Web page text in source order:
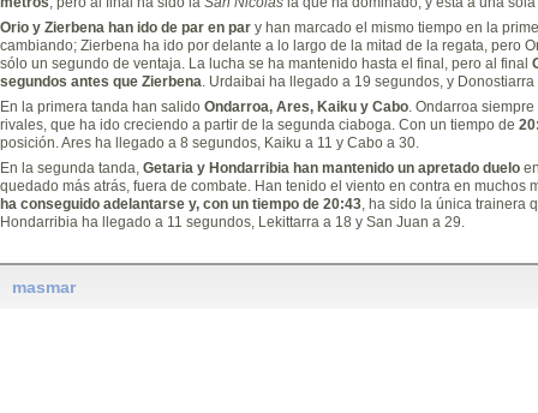
Orio y Zierbena han ido de par en par y han marcado el mismo tiempo en la
cambiando; Zierbena ha ido por delante a lo largo de la mitad de la regata, pero
sólo un segundo de ventaja. La lucha se ha mantenido hasta el final, pero al final
segundos antes que Zierbena. Urdaibai ha llegado a 19 segundos, y Donostiarra
En la primera tanda han salido Ondarroa, Ares, Kaiku y Cabo. Ondarroa
rivales, que ha ido creciendo a partir de la segunda ciaboga. Con un tiempo de
posición. Ares ha llegado a 8 segundos, Kaiku a 11 y Cabo a 30.
En la segunda tanda, Getaria y Hondarribia han mantenido un apretado duelo
quedado más atrás, fuera de combate. Han tenido el viento en contra en muchos
ha conseguido adelantarse y, con un tiempo de 20:43, ha sido la única trainera
Hondarribia ha llegado a 11 segundos, Lekittarra a 18 y San Juan a 29.
masmar